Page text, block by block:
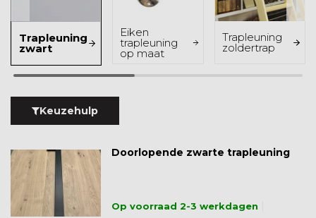
Eiken
trapleuning
op maat
Trapleuning
zoldertrap
Trapleuning
zwart
Keuzehulp
Doorlopende zwarte trapleuning
Op voorraad 2-3 werkdagen